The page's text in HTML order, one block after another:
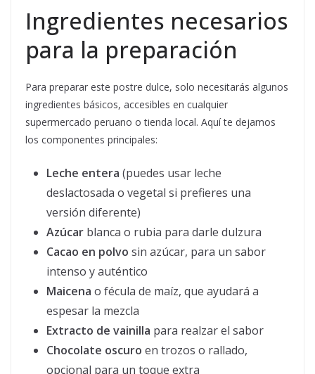
Ingredientes necesarios
para la preparación
Para preparar este postre dulce, solo necesitarás algunos
ingredientes básicos, accesibles en cualquier
supermercado peruano o tienda local. Aquí te dejamos
los componentes principales:
Leche entera (puedes usar leche
deslactosada o vegetal si prefieres una
versión diferente)
Azúcar blanca o rubia para darle dulzura
Cacao en polvo sin azúcar, para un sabor
intenso y auténtico
Maicena o fécula de maíz, que ayudará a
espesar la mezcla
Extracto de vainilla para realzar el sabor
Chocolate oscuro en trozos o rallado,
opcional para un toque extra